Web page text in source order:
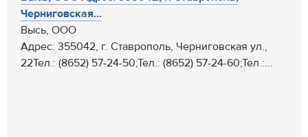
Черниговская...
Высь, ООО
Адрес: 355042, г. Ставрополь, Черниговская ул.,
22Тел.: (8652) 57-24-50;Тел.: (8652) 57-24-60;Тел.:...